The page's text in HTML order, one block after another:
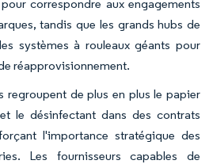
correspondre aux engagements
tandis que les grands hubs de
systèmes à rouleaux géants pour
réapprovisionnement.
regroupent de plus en plus le papier
le désinfectant dans des contrats
l'importance stratégique des
Les fournisseurs capables de